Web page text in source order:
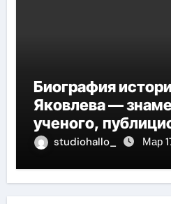
Биография
Яковлева —
ученого,
многочисленных
studiohallo_ Мар